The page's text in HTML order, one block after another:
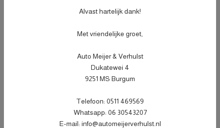
NL 1XBB38
Marge
162.067 KM
Hatchback
Alvast hartelijk dank!
Met vriendelijke groet,
Auto Meijer & Verhulst
Dukatewei 4
9251 MS Burgum
Telefoon: 0511 469569
Whatsapp: 06 30543207
E-mail: info@automeijerverhulst.nl